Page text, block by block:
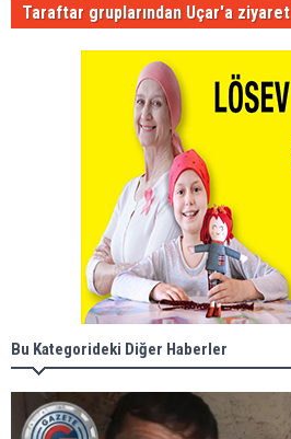
Taraftar gruplarından Uçar'a ziyaret
Bu Kategorideki Diğer Haberler